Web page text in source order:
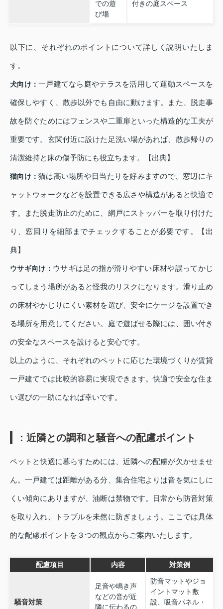
での遊
び場
付きの庭スペース
以下に、それぞれのポイントについて詳しく説明いたしま
す。
犬向け：一戸建てなら庭やテラスを活用して運動スペースを
確保しやすく、散歩以外でも自由に動けます。また、脱走事
故を防ぐためにはフェンスや二重扉といった構造的な工夫が
重要です。玄関付近に設けた足洗い場があれば、散歩帰りの
清潔維持と床の傷予防にも役立ちます。【出典】
猫向け：猫は高い場所や日当たりを好みますので、窓辺にキ
ャットウォークなどを設置できる広さや構造があると快適で
す。また脱走防止のために、網戸にストッパーを取り付けた
り、窓回りを細部までチェックすることが必要です。【出
典】
ウサギ向け： ウサギは足の指が滑りやすい床材や誤ってかじ
ってしまう場所があると怪我のリスクになります。滑り止め
の床材やかじりにくい素材を選び、安全にケージを設置でき
る場所を用意してください。庭で遊ばせる際には、囲い付き
の安全なスペースを設けると安心です。
以上のように、それぞれのペットに応じた環境づくりが賃貸
一戸建てでは比較的容易に実現できます。快適で安全な住ま
い選びの一助になれば幸いです。
：近隣との調和と騒音への配慮ポイント
ペットと快適に暮らすためには、近隣への配慮が欠かせませ
ん。一戸建ては距離がある分、集合住宅よりは音を気にしに
くい傾向にありますが、油断は禁物です。日常から防音対策
を取り入れ、トラブルを未然に防ぎましょう。ここでは具体
的な配慮ポイントを３つの観点からご案内いたします。
配慮項目 内容 対策例
騒音対策
足音や鳴き声
などの音が近
隣に伝わるの
防音マットやジョ
イントマット敷
設、吸音パネル・